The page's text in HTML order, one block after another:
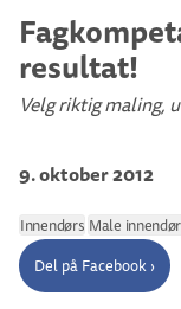
resultat!
Velg riktig maling,
9. oktober 2012
Innendørs Male
Del på Facebook ›